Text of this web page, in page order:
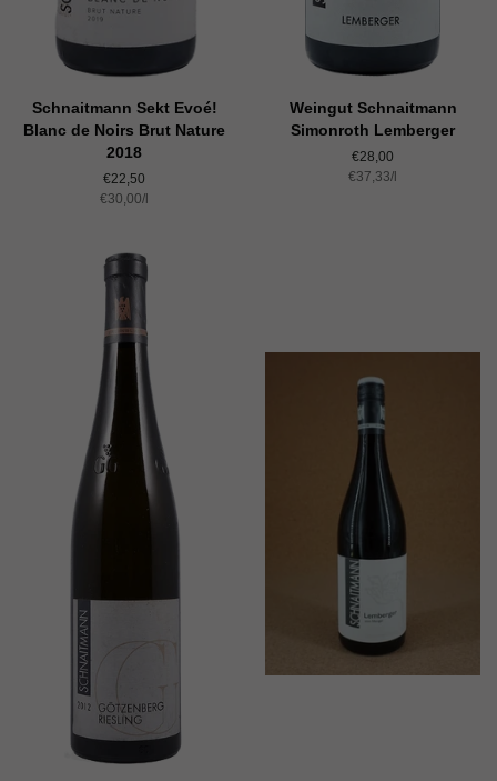
Schnaitmann Sekt Evoé!
Blanc de Noirs Brut Nature
2018
Normaler
Preis
€22,50
Einzelpreis
€30,00/pro
l
Weingut Schnaitmann
Simonroth Lemberger
Normaler
Preis
€28,00
Einzelpreis
€37,33/pro
l